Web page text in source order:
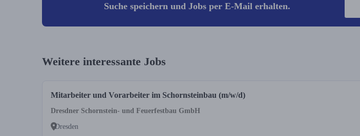
Suche speichern und Jobs per E-Mail erhalten.
Weitere interessante Jobs
Mitarbeiter und Vorarbeiter im Schornsteinbau (m/w/d)
Dresdner Schornstein- und Feuerfestbau GmbH
Dresden